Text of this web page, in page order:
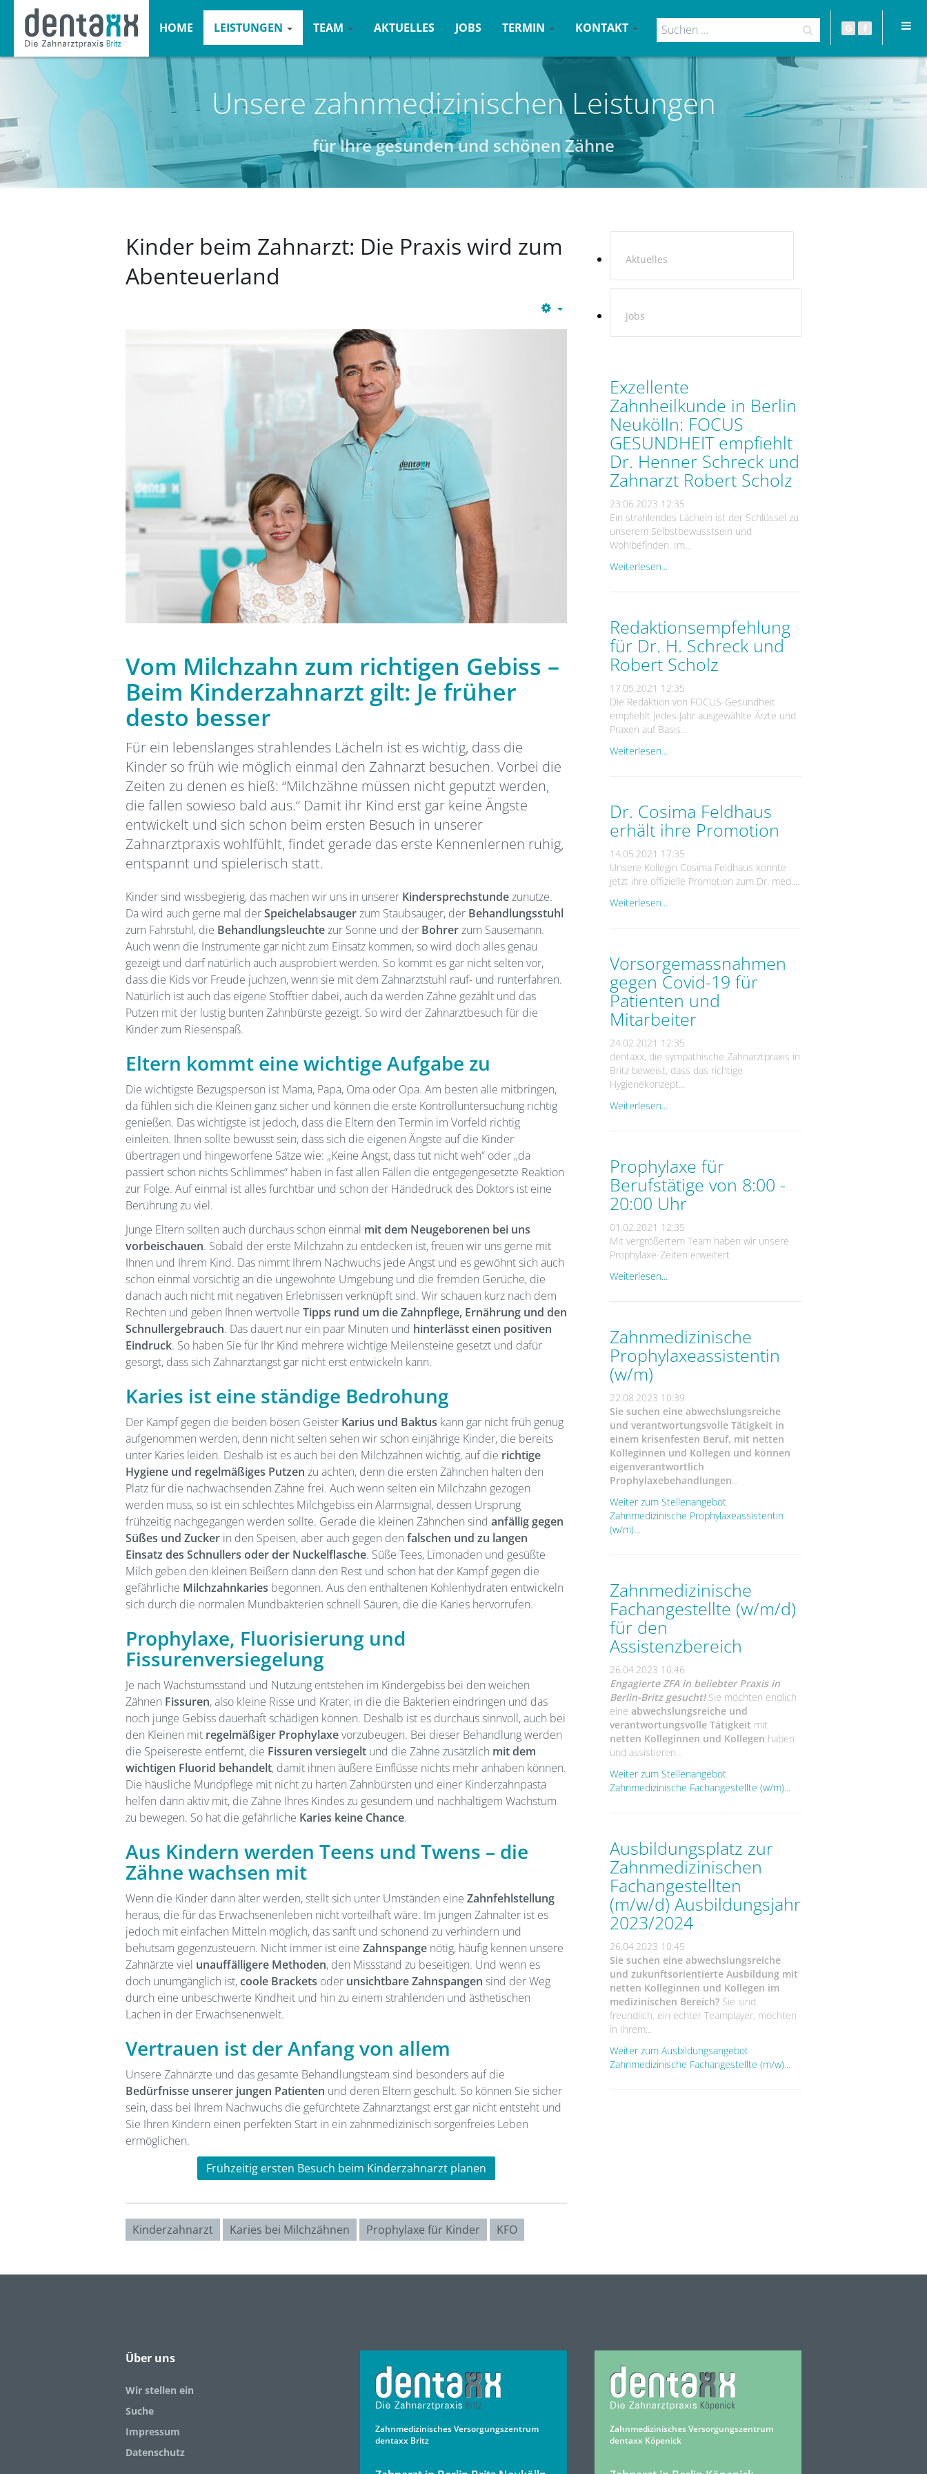
HOME LEISTUNGEN TEAM AKTUELLES JOBS TERMIN KONTAKT
Unsere zahnmedizinischen Leistungen
für Ihre gesunden und schönen Zähne
Kinder beim Zahnarzt: Die Praxis wird zum
Abenteuerland
Vom Milchzahn zum richtigen Gebiss –
Beim Kinderzahnarzt gilt: Je früher
desto besser
Für ein lebenslanges strahlendes Lächeln ist es wichtig, dass die
Kinder so früh wie möglich einmal den Zahnarzt besuchen. Vorbei die
Zeiten zu denen es hieß: “Milchzähne müssen nicht geputzt werden,
die fallen sowieso bald aus.“ Damit ihr Kind erst gar keine Ängste
entwickelt und sich schon beim ersten Besuch in unserer
Zahnarztpraxis wohlfühlt, findet gerade das erste Kennenlernen ruhig,
entspannt und spielerisch statt.
Kinder sind wissbegierig, das machen wir uns in unserer Kindersprechstundezunutze.
Da wird auch gerne mal derSpeichelabsaugerzum Staubsauger, der Behandlungsstuhl
zum Fahrstuhl, die Behandlungsleuchtezur Sonne und der Bohrerzum Sausemann.
Auch wenn die Instrumente gar nicht zum Einsatz kommen, so wird doch alles genau
gezeigt und darf natürlich auch ausprobiert werden. So kommt es gar nicht selten vor,
dass die Kids vor Freude juchzen, wenn sie mit dem Zahnarztstuhl rauf- und runterfahren.
Natürlich ist auch das eigene Stofftier dabei, auch da werden Zähne gezählt und das
Putzen mit der lustig bunten Zahnbürste gezeigt. So wird der Zahnarztbesuch für die
Kinder zum Riesenspaß.
Eltern kommt eine wichtige Aufgabe zu
Die wichtigste Bezugsperson ist Mama, Papa, Oma oder Opa. Am besten alle mitbringen,
da fühlen sich die Kleinen ganz sicher und können die erste Kontrolluntersuchung richtig
genießen. Das wichtigste ist jedoch, dass die Eltern den Termin im Vorfeld richtig
einleiten. Ihnen sollte bewusst sein, dass sich die eigenen Ängste auf die Kinder
übertragen und hingeworfene Sätze wie: „Keine Angst, dass tut nicht weh“ oder „da
passiert schon nichts Schlimmes“ haben in fast allen Fällen die entgegengesetzte Reaktion
zur Folge. Auf einmal ist alles furchtbar und schon der Händedruck des Doktors ist eine
Berührung zu viel.
Junge Eltern sollten auch durchaus schon einmal mit dem Neugeborenen bei uns
vorbeischauen. Sobald der erste Milchzahn zu entdecken ist, freuen wir uns gerne mit
Ihnen und Ihrem Kind. Das nimmt Ihrem Nachwuchs jede Angst und es gewöhnt sich auch
schon einmal vorsichtig an die ungewohnte Umgebung und die fremden Gerüche, die
danach auch nicht mit negativen Erlebnissen verknüpft sind. Wir schauen kurz nach dem
Rechten und geben Ihnen wertvolle Tipps rund um die Zahnpflege, Ernährung und den
Schnullergebrauch. Das dauert nur ein paar Minuten und hinterlässt einen positiven
Eindruck. So haben Sie für Ihr Kind mehrere wichtige Meilensteine gesetzt und dafür
gesorgt, dass sich Zahnarztangst gar nicht erst entwickeln kann.
Karies ist eine ständige Bedrohung
Der Kampf gegen die beiden bösen Geister Karius und Baktus kann gar nicht früh genug
aufgenommen werden, denn nicht selten sehen wir schon einjährige Kinder, die bereits
unter Karies leiden. Deshalb ist es auch bei den Milchzähnen wichtig, auf die richtige
Hygiene und regelmäßiges Putzen zu achten, denn die ersten Zähnchen halten den
Platz für die nachwachsenden Zähne frei. Auch wenn selten ein Milchzahn gezogen
werden muss, so ist ein schlechtes Milchgebiss ein Alarmsignal, dessen Ursprung
frühzeitig nachgegangen werden sollte. Gerade die kleinen Zähnchen sind anfällig gegen
Süßes und Zucker in den Speisen, aber auch gegen den falschen und zu langen
Einsatz des Schnullers oder der Nuckelflasche. Süße Tees, Limonaden und gesüßte
Milch geben den kleinen Beißern dann den Rest und schon hat der Kampf gegen die
gefährliche Milchzahnkaries begonnen. Aus den enthaltenen Kohlenhydraten entwickeln
sich durch die normalen Mundbakterien schnell Säuren, die die Karies hervorrufen.
Prophylaxe, Fluorisierung und
Fissurenversiegelung
Je nach Wachstumsstand und Nutzung entstehen im Kindergebiss bei den weichen
Zähnen Fissuren, also kleine Risse und Krater, in die die Bakterien eindringen und das
noch junge Gebiss dauerhaft schädigen können. Deshalb ist es durchaus sinnvoll, auch bei
den Kleinen mit regelmäßiger Prophylaxevorzubeugen. Bei dieser Behandlung werden
die Speisereste entfernt, die Fissuren versiegelt und die Zähne zusätzlich mit dem
wichtigen Fluorid behandelt, damit ihnen äußere Einflüsse nichts mehr anhaben können.
Die häusliche Mundpflege mit nicht zu harten Zahnbürsten und einer Kinderzahnpasta
helfen dann aktiv mit, die Zähne Ihres Kindes zu gesundem und nachhaltigem Wachstum
zu bewegen. So hat die gefährliche Karies keine Chance.
Aus Kindern werden Teens und Twens – die
Zähne wachsen mit
Wenn die Kinder dann älter werden, stellt sich unter Umständen eine Zahnfehlstellung
heraus, die für das Erwachsenenleben nicht vorteilhaft wäre. Im jungen Zahnalter ist es
jedoch mit einfachen Mitteln möglich, das sanft und schonend zu verhindern und
behutsam gegenzusteuern. Nicht immer ist eine Zahnspange nötig, häufig kennen unsere
Zahnärzte viel unauffälligere Methoden, den Missstand zu beseitigen. Und wenn es
doch unumgänglich ist,coole Brackets oder unsichtbare Zahnspangen sind der Weg
durch eine unbeschwerte Kindheit und hin zu einem strahlenden und ästhetischen
Lachen in der Erwachsenenwelt.
Vertrauen ist der Anfang von allem
Unsere Zahnärzte und das gesamte Behandlungsteam sind besonders auf die
Bedürfnisse unserer jungen Patienten und deren Eltern geschult. So können Sie sicher
sein, dass bei Ihrem Nachwuchs die gefürchtete Zahnarztangst erst gar nicht entsteht und
Sie Ihren Kindern einen perfekten Start in ein zahnmedizinisch sorgenfreies Leben
ermöglichen.
Frühzeitig ersten Besuch beim Kinderzahnarzt planen
Kinderzahnarzt Karies bei Milchzähnen Prophylaxe für Kinder KFO
Aktuelles
Jobs
Exzellente
Zahnheilkunde in Berlin
Neukölln: FOCUS
GESUNDHEIT empfiehlt
Dr. Henner Schreck und
Zahnarzt Robert Scholz
23.06.2023 12:35
Ein strahlendes Lächeln ist der Schlüssel zu
unserem Selbstbewusstsein und
Wohlbefinden. Im...
Weiterlesen...
Redaktionsempfehlung
für Dr. H. Schreck und
Robert Scholz
17.05.2021 12:35
Die Redaktion von FOCUS-Gesundheit
empfiehlt jedes Jahr ausgewählte Ärzte und
Praxen auf Basis...
Weiterlesen...
Dr. Cosima Feldhaus
erhält ihre Promotion
14.05.2021 17:35
Unsere Kollegin Cosima Feldhaus konnte
jetzt ihre offizielle Promotion zum Dr. med....
Weiterlesen...
Vorsorgemassnahmen
gegen Covid-19 für
Patienten und
Mitarbeiter
24.02.2021 12:35
dentaxx, die sympathische Zahnarztpraxis in
Britz beweist, dass das richtige
Hygienekonzept...
Weiterlesen...
Prophylaxe für
Berufstätige von 8:00 -
20:00 Uhr
01.02.2021 12:35
Mit vergrößertem Team haben wir unsere
Prophylaxe-Zeiten erweitert
Weiterlesen...
Zahnmedizinische
Prophylaxeassistentin
(w/m)
22.08.2023 10:39
Sie suchen eine abwechslungsreiche
und verantwortungsvolle Tätigkeit in
einem krisenfesten Beruf, mit netten
Kolleginnen und Kollegen und können
eigenverantwortlich
Prophylaxebehandlungen...
Weiter zum Stellenangebot
Zahnmedizinische Prophylaxeassistentin
(w/m)...
Zahnmedizinische
Fachangestellte (w/m/d)
für den
Assistenzbereich
26.04.2023 10:46
Engagierte ZFA in beliebter Praxis in
Berlin-Britz gesucht!Sie möchten endlich
eine abwechslungsreiche und
verantwortungsvolle Tätigkeit mit
netten Kolleginnen und Kollegen haben
und assistieren...
Weiter zum Stellenangebot
Zahnmedizinische Fachangestellte (w/m)...
Ausbildungsplatz zur
Zahnmedizinischen
Fachangestellten
(m/w/d) Ausbildungsjahr
2023/2024
26.04.2023 10:45
Sie suchen eine abwechslungsreiche
und zukunftsorientierte Ausbildung mit
netten Kolleginnen und Kollegen im
medizinischen Bereich? Sie sind
freundlich, ein echter Teamplayer, möchten
in Ihrem...
Weiter zum Ausbildungsangebot
Zahnmedizinische Fachangestellte (m/w)...
Über uns
Wir stellen ein
Suche
Impressum
Datenschutz
Zahnmedizinisches Versorgungszentrum
dentaxx Britz
Zahnmedizinisches Versorgungszentrum
dentaxx Köpenick